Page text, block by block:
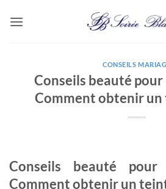
CONSEILS
Conseils beauté pour
Comment obtenir
Conseils beauté
Comment obtenir un